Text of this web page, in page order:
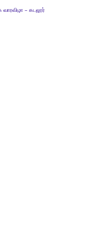
வாரவிழா – கடலூர்